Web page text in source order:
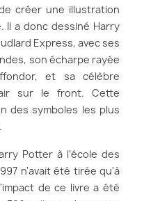
créer une illustration
Il a donc dessiné Harry
Express, avec ses
son écharpe rayée
et sa célèbre
sur le front. Cette
des symboles les plus
Potter à l’école des
n'avait été tirée qu'à
de ce livre a été